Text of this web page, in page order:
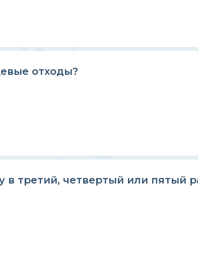
отходы?
в третий, четвертый или пятый